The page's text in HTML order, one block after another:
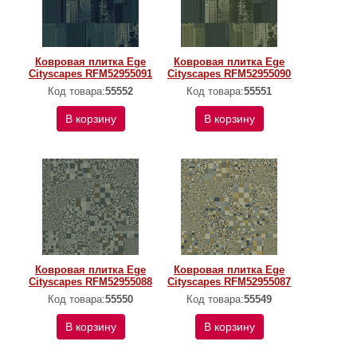
Ковровая плитка Ege
Cityscapes RFM52955091
Код товара:55552
В корзину
Ковровая плитка Ege
Cityscapes RFM52955090
Код товара:55551
В корзину
Ковровая плитка Ege
Cityscapes RFM52955088
Код товара:55550
В корзину
Ковровая плитка Ege
Cityscapes RFM52955087
Код товара:55549
В корзину